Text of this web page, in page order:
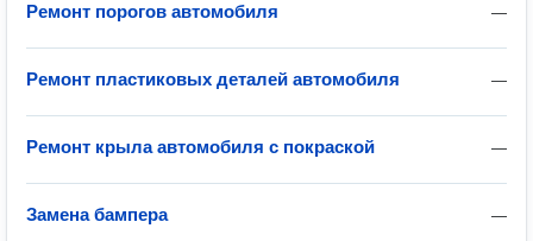
—
Ремонт порогов автомобиля
—
Ремонт пластиковых деталей автомобиля
—
Ремонт крыла автомобиля с покраской
—
Замена бампера